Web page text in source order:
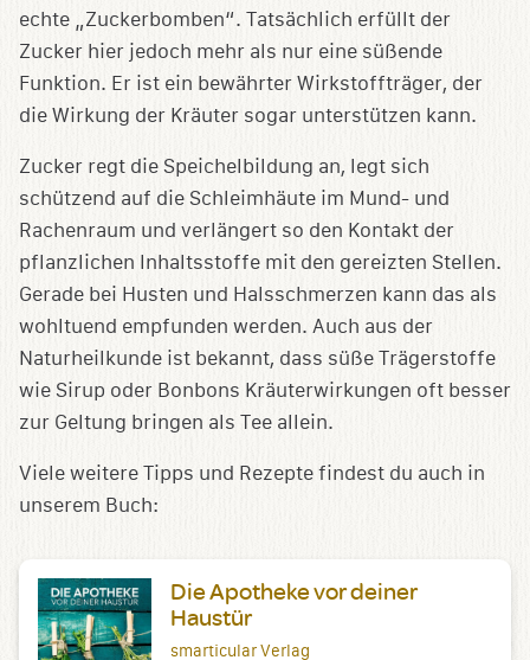
echte „Zuckerbomben“. Tatsächlich erfüllt der
Zucker hier jedoch mehr als nur eine süßende
Funktion. Er ist ein bewährter Wirkstoffträger, der
die Wirkung der Kräuter sogar unterstützen kann.
Zucker regt die Speichelbildung an, legt sich
schützend auf die Schleimhäute im Mund- und
Rachenraum und verlängert so den Kontakt der
pflanzlichen Inhaltsstoffe mit den gereizten Stellen.
Gerade bei Husten und Halsschmerzen kann das als
wohltuend empfunden werden. Auch aus der
Naturheilkunde ist bekannt, dass süße Trägerstoffe
wie Sirup oder Bonbons Kräuterwirkungen oft besser
zur Geltung bringen als Tee allein.
Viele weitere Tipps und Rezepte findest du auch in
unserem Buch:
Die Apotheke vor deiner
Haustür
smarticular Verlag